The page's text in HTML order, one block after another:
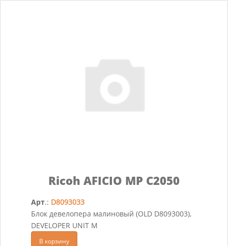
Ricoh AFICIO MP C2050
Арт.: D8093033
Блок девелопера малиновый (OLD D8093003),
DEVELOPER UNIT M
В корзину